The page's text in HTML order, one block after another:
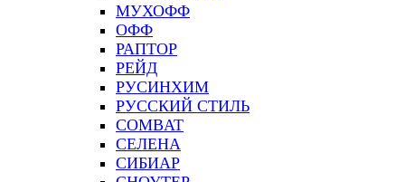
МУХОФФ
ОФФ
РАПТОР
РЕЙД
РУСИНХИМ
РУССКИЙ СТИЛЬ
СOMBAT
СЕЛЕНА
СИБИАР